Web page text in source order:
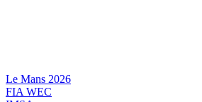
Le Mans 2026
FIA WEC